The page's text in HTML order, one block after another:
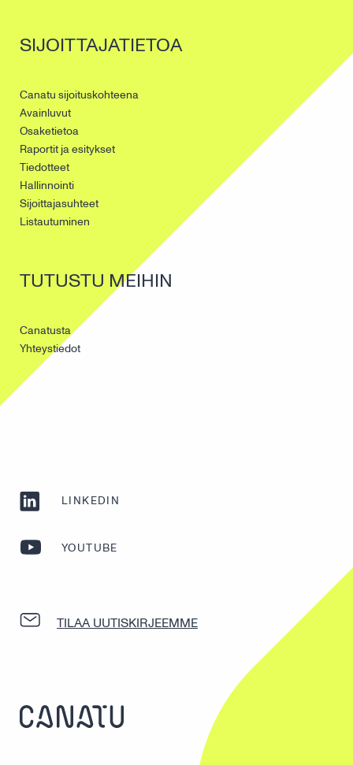
SIJOITTAJATIETOA
Canatu sijoituskohteena
Avainluvut
Osaketietoa
Raportit ja esitykset
Tiedotteet
Hallinnointi
Sijoittajasuhteet
Listautuminen
TUTUSTU MEIHIN
Canatusta
Yhteystiedot
LINKEDIN
YOUTUBE
TILAA UUTISKIRJEEMME